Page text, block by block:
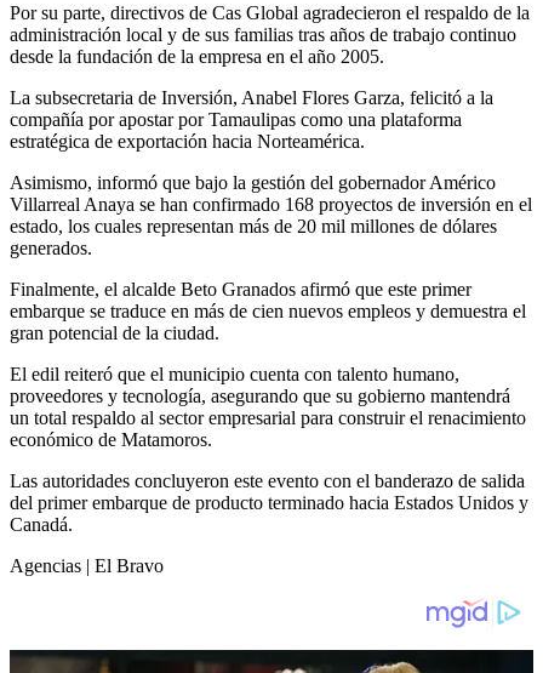
Por su parte, directivos de Cas Global agradecieron el respaldo de la
administración local y de sus familias tras años de trabajo continuo
desde la fundación de la empresa en el año 2005.
La subsecretaria de Inversión, Anabel Flores Garza, felicitó a la
compañía por apostar por Tamaulipas como una plataforma
estratégica de exportación hacia Norteamérica.
Asimismo, informó que bajo la gestión del gobernador Américo
Villarreal Anaya se han confirmado 168 proyectos de inversión en el
estado, los cuales representan más de 20 mil millones de dólares
generados.
Finalmente, el alcalde Beto Granados afirmó que este primer
embarque se traduce en más de cien nuevos empleos y demuestra el
gran potencial de la ciudad.
El edil reiteró que el municipio cuenta con talento humano,
proveedores y tecnología, asegurando que su gobierno mantendrá
un total respaldo al sector empresarial para construir el renacimiento
económico de Matamoros.
Las autoridades concluyeron este evento con el banderazo de salida
del primer embarque de producto terminado hacia Estados Unidos y
Canadá.
Agencias | El Bravo